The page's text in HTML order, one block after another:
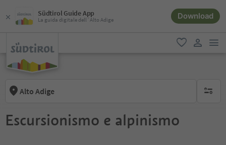
Südtirol Guide App
La guida digitale dell´Alto Adige Download
favoriti
Alto Adige
Escursionismo e alpinismo